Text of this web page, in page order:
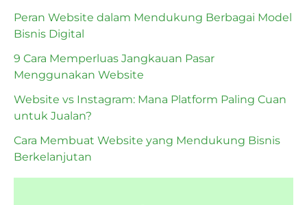
Peran Website dalam Mendukung Berbagai Model
Bisnis Digital
9 Cara Memperluas Jangkauan Pasar
Menggunakan Website
Website vs Instagram: Mana Platform Paling Cuan
untuk Jualan?
Cara Membuat Website yang Mendukung Bisnis
Berkelanjutan